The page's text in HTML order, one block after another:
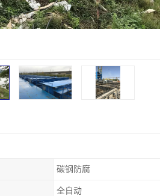
碳钢防腐
全自动